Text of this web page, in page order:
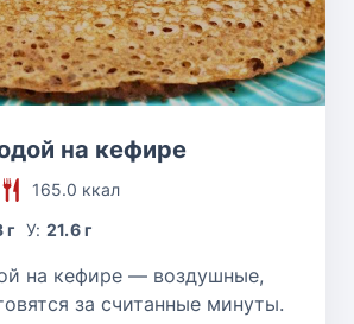
на кефире
165.0 ккал
г У: 21.6 г
на кефире — воздушные,
за считанные минуты.